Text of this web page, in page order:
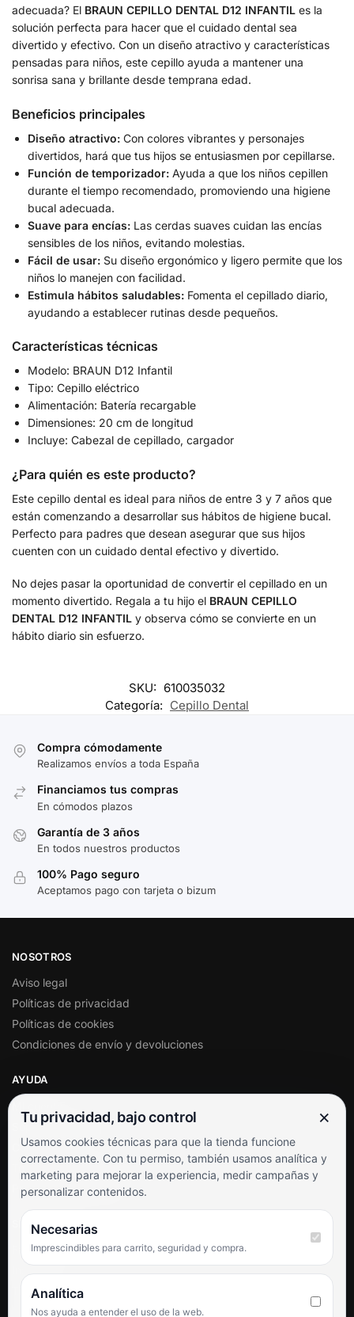
adecuada? El BRAUN CEPILLO DENTAL D12 INFANTIL es la
solución perfecta para hacer que el cuidado dental sea
divertido y efectivo. Con un diseño atractivo y características
pensadas para niños, este cepillo ayuda a mantener una
sonrisa sana y brillante desde temprana edad.
Beneficios principales
Diseño atractivo: Con colores vibrantes y personajes
divertidos, hará que tus hijos se entusiasmen por cepillarse.
Función de temporizador: Ayuda a que los niños cepillen
durante el tiempo recomendado, promoviendo una higiene
bucal adecuada.
Suave para encías: Las cerdas suaves cuidan las encías
sensibles de los niños, evitando molestias.
Fácil de usar: Su diseño ergonómico y ligero permite que los
niños lo manejen con facilidad.
Estimula hábitos saludables: Fomenta el cepillado diario,
ayudando a establecer rutinas desde pequeños.
Características técnicas
Modelo: BRAUN D12 Infantil
Tipo: Cepillo eléctrico
Alimentación: Batería recargable
Dimensiones: 20 cm de longitud
Incluye: Cabezal de cepillado, cargador
¿Para quién es este producto?
Este cepillo dental es ideal para niños de entre 3 y 7 años que
están comenzando a desarrollar sus hábitos de higiene bucal.
Perfecto para padres que desean asegurar que sus hijos
cuenten con un cuidado dental efectivo y divertido.
No dejes pasar la oportunidad de convertir el cepillado en un
momento divertido. Regala a tu hijo el BRAUN CEPILLO
DENTAL D12 INFANTIL y observa cómo se convierte en un
hábito diario sin esfuerzo.
SKU: 610035032
Categoría: Cepillo Dental
Compra cómodamente
Realizamos envíos a toda España
Financiamos tus compras
En cómodos plazos
Garantía de 3 años
En todos nuestros productos
100% Pago seguro
Aceptamos pago con tarjeta o bizum
NOSOTROS
Aviso legal
Políticas de privacidad
Políticas de cookies
Condiciones de envío y devoluciones
AYUDA
Soporte al cliente
Contacto
Términos y condiciones
Preguntas frecuentes
SÍGUENOS
Facebook
TikTok
Tu privacidad, bajo control ×
Usamos cookies técnicas para que la tienda funcione
correctamente. Con tu permiso, también usamos analítica y
marketing para mejorar la experiencia, medir campañas y
personalizar contenidos.
Necesarias
Imprescindibles para carrito, seguridad y compra.
Analítica
Nos ayuda a entender el uso de la web.